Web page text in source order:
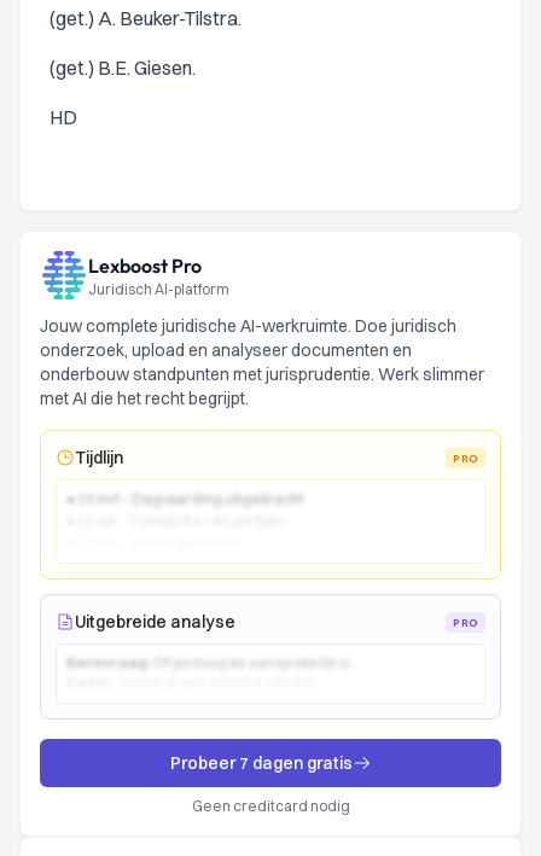
(get.) A. Beuker-Tilstra.
(get.) B.E. Giesen.
HD
Lexboost Pro
Juridisch AI-platform
Jouw complete juridische AI-werkruimte. Doe juridisch
onderzoek, upload en analyseer documenten en
onderbouw standpunten met jurisprudentie. Werk slimmer
met AI die het recht begrijpt.
Tijdlijn PRO
● 15 mrt - Dagvaarding uitgebracht
Uitgebreide analyse PRO
Kernvraag:
Probeer 7 dagen gratis
Geen creditcard nodig